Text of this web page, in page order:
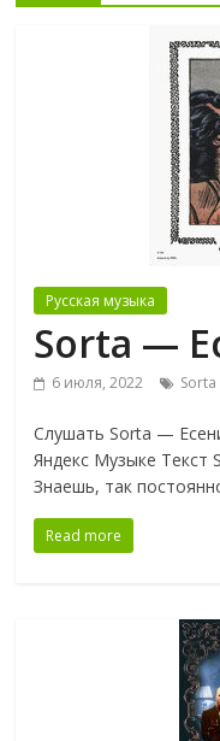
Русская музыка
Sorta —
6 июля, 2022 Sorta
Слушать Sorta —
Яндекс Музыке Текст
Знаешь, так
Read more